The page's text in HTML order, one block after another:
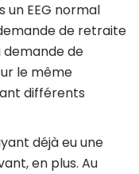
un EEG normal
de retraite
de
le même
différents
déjà eu une
en plus. Au